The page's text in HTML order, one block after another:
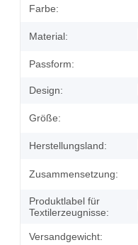
Produkteigenschaft
Wert
Farbe:
Material:
Passform:
Design:
Größe:
Herstellungsland:
Zusammensetzung:
Produktlabel für
Textilerzeugnisse:
Versandgewicht: